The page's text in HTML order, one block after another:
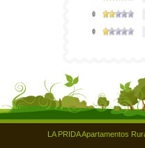
LA PRIDA Apartamentos